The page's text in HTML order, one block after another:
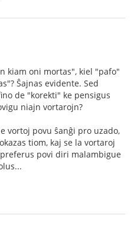
kiam oni mortas", kiel "pafo"
Ŝajnas evidente. Sed
de "korekti" ke pensigus
niajn vortarojn?
vortoj povu ŝanĝi pro uzado,
tiom, kaj se la vortaroj
povi diri malambigue